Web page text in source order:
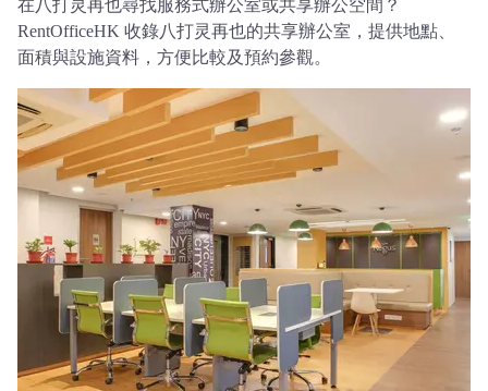
在八打灵再也尋找服務式辦公室或共享辦公空間？
RentOfficeHK 收錄八打灵再也的共享辦公室，提供地點、
面積與設施資料，方便比較及預約參觀。